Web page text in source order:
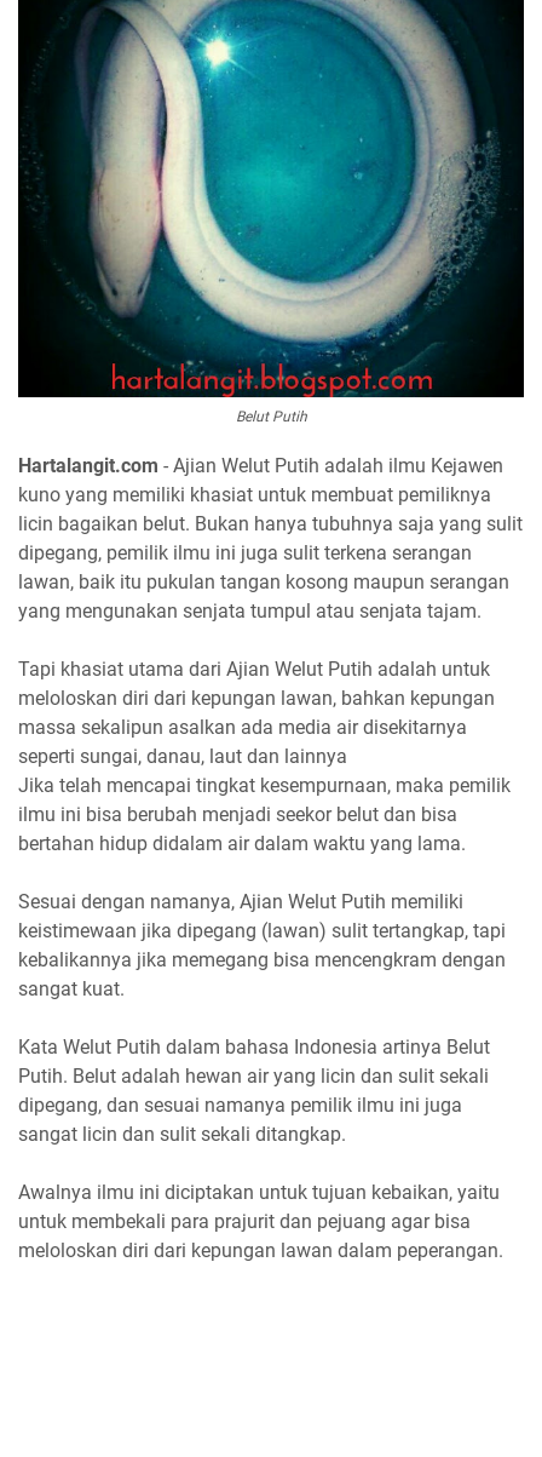
Belut Putih
Hartalangit.com - Ajian Welut Putih adalah ilmu Kejawen
kuno yang memiliki khasiat untuk membuat pemiliknya
licin bagaikan belut. Bukan hanya tubuhnya saja yang sulit
dipegang, pemilik ilmu ini juga sulit terkena serangan
lawan, baik itu pukulan tangan kosong maupun serangan
yang mengunakan senjata tumpul atau senjata tajam.
Tapi khasiat utama dari Ajian Welut Putih adalah untuk
meloloskan diri dari kepungan lawan, bahkan kepungan
massa sekalipun asalkan ada media air disekitarnya
seperti sungai, danau, laut dan lainnya
Jika telah mencapai tingkat kesempurnaan, maka pemilik
ilmu ini bisa berubah menjadi seekor belut dan bisa
bertahan hidup didalam air dalam waktu yang lama.
Sesuai dengan namanya, Ajian Welut Putih memiliki
keistimewaan jika dipegang (lawan) sulit tertangkap, tapi
kebalikannya jika memegang bisa mencengkram dengan
sangat kuat.
Kata Welut Putih dalam bahasa Indonesia artinya Belut
Putih. Belut adalah hewan air yang licin dan sulit sekali
dipegang, dan sesuai namanya pemilik ilmu ini juga
sangat licin dan sulit sekali ditangkap.
Awalnya ilmu ini diciptakan untuk tujuan kebaikan, yaitu
untuk membekali para prajurit dan pejuang agar bisa
meloloskan diri dari kepungan lawan dalam peperangan.